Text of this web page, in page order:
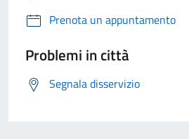
Prenota un appuntamento
Problemi in città
Segnala disservizio